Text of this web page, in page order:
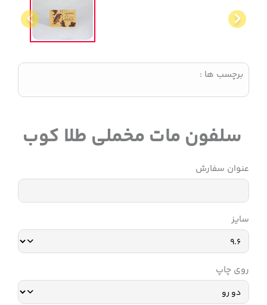
برچسب ها :
سلفون مات مخملی طلا کوب
عنوان سفارش
سایز
روی چاپ